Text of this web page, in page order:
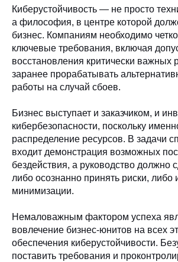
Киберустойчивость — не просто
а философия, в центре которой
бизнес. Компаниям необходимо
ключевые требования, включая
восстановления критически важных
заранее прорабатывать
работы на случай сбоев.
Бизнес выступает и заказчиком, и
кибербезопасности, поскольку
распределение ресурсов. В задачи
входит демонстрация возможных
бездействия, а руководство должно
либо осознанно принять риски, либо
минимизации.
Немаловажным фактором успеха
вовлечение бизнес-юнитов на всех
обеспечения киберустойчивости.
поставить требования и